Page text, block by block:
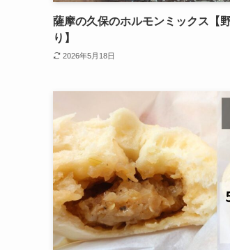
薩摩の久保のホルモンミックス【
り】
2026年5月18日